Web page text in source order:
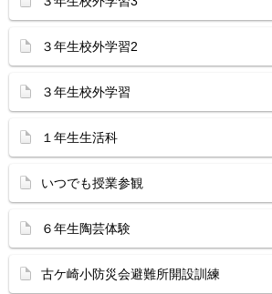
３年生校外学習2
３年生校外学習
１年生生活科
いつでも授業参観
６年生陶芸体験
古ケ崎小防災会避難所開設訓練